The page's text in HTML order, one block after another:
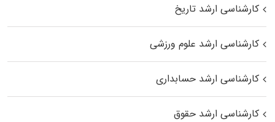
کارشناسی ارشد تاریخ
کارشناسی ارشد علوم ورزشی
کارشناسی ارشد حسابداری
کارشناسی ارشد حقوق